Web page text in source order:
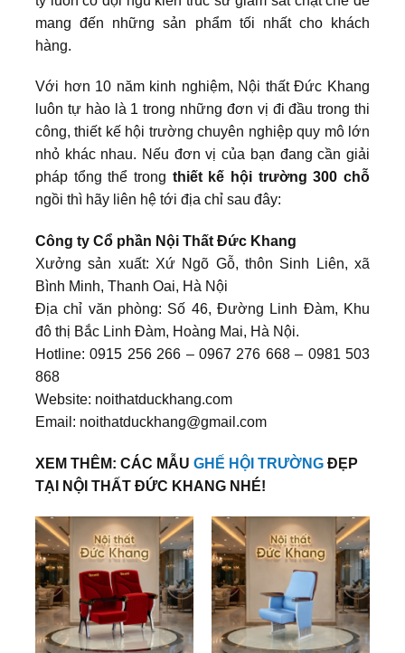
mang đến những sản phẩm tối nhất cho khách
hàng.
Với hơn 10 năm kinh nghiệm, Nội thất Đức Khang
luôn tự hào là 1 trong những đơn vị đi đầu trong thi
công, thiết kế hội trường chuyên nghiệp quy mô lớn
nhỏ khác nhau. Nếu đơn vị của bạn đang cần giải
pháp tổng thể trong thiết kế hội trường 300 chỗ
ngồi thì hãy liên hệ tới địa chỉ sau đây:
Công ty Cổ phần Nội Thất Đức Khang
Xưởng sản xuất: Xứ Ngõ Gỗ, thôn Sinh Liên, xã
Bình Minh, Thanh Oai, Hà Nội
Địa chỉ văn phòng: Số 46, Đường Linh Đàm, Khu
đô thị Bắc Linh Đàm, Hoàng Mai, Hà Nội.
Hotline: 0915 256 266 – 0967 276 668 – 0981 503
868
Website: noithatduckhang.com
Email: noithatduckhang@gmail.com
XEM THÊM: CÁC MẪU GHẾ HỘI TRƯỜNG ĐẸP
TẠI NỘI THẤT ĐỨC KHANG NHÉ!